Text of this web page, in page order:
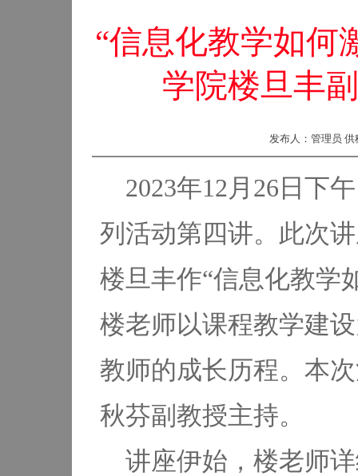
“信息化教学如
学院楼旦丰
发布人：管理员
2023年12月26日下
列活动第四讲。此次
楼旦丰作“信息化教学
楼老师以课程教学建
教师的成长历程。本
秋芬副教授主持。
讲座伊始，楼老师